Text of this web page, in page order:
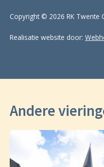
Copyright © 2026 RK Twente
Realisatie website door:
Andere